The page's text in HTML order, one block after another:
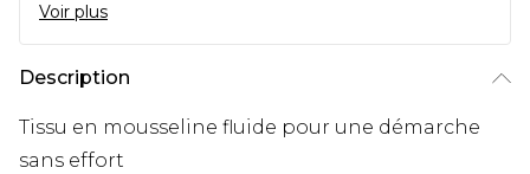
Voir plus
Description
Tissu en mousseline fluide pour une démarche
sans effort